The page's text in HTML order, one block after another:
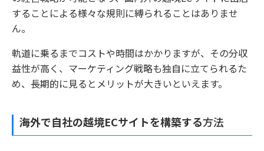
することによる様々な規則に縛られることはありませ
ん。
軌道に乗るまでコストや時間はかかりますが、その分収
益性が高く、マーケティング戦略も独自に立てられるた
め、長期的に見るとメリットが大きいといえます。
海外で自社の越境ECサイトを構築する方法